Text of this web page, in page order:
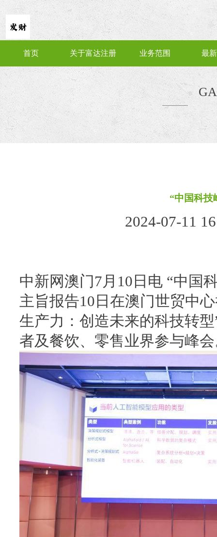
首页 关于富达注册 业务范围 最
“中国科技
2024-07-11
中新网澳门7月10日电 “中国
主旨报告10日在澳门世贸中
生产力：创造未来的科技转
者及餐饮、零售业界参与峰